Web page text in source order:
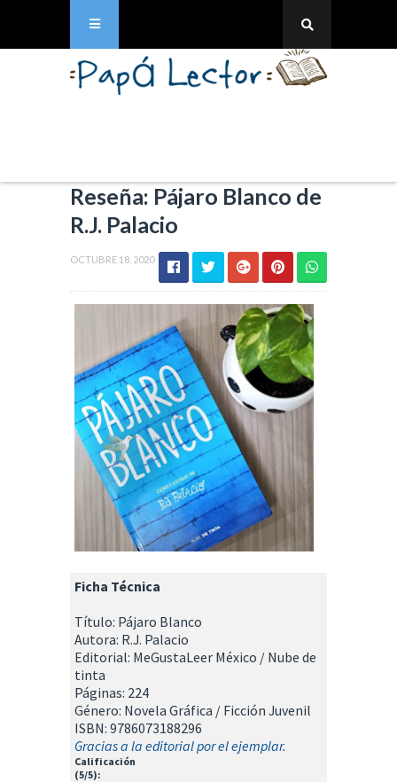
Reseña: Pájaro Blanco de
R.J. Palacio
OCTUBRE 18, 2020
Ficha Técnica
Título: Pájaro Blanco
Autora: R.J. Palacio
Editorial: MeGustaLeer México / Nube de
tinta
Páginas: 224
Género: Novela Gráfica / Ficción Juvenil
ISBN: 9786073188296
Gracias a la editorial por el ejemplar.
Calificación
(5/5):